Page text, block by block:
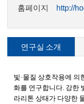
홈페이지
http://
연구실 소개
빛-물질 상호작용에 의
화를 연구합니다. 강한
라리톤 상태가 다양한